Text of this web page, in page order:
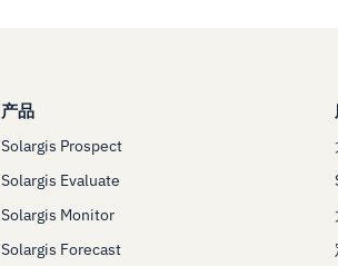
产品
Solargis Prospect
Solargis Evaluate
Solargis Monitor
Solargis Forecast